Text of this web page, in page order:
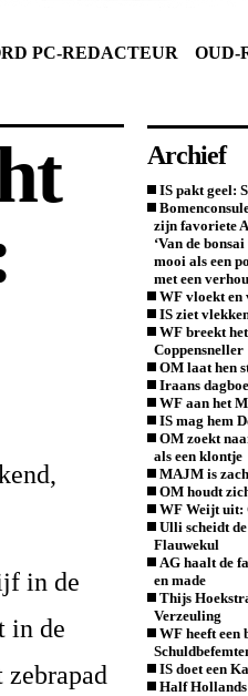
PC-REDACTEUR OUD-
in de
in de
Archief
IS pakt geel:
zijn favoriete
‘Van de
mooi als een
met een
WF vloekt
IS ziet
WF breekt
Coppensneller
OM laat hen
Iraans
WF aan het
IS mag hem
OM zoekt
als een klontje
MAJM is
OM houdt
WF Weijt uit:
Ulli scheidt
Flauwekul
AG haalt de
en made
Thijs
Verzeuling
WF heeft een
IS doet een
Half